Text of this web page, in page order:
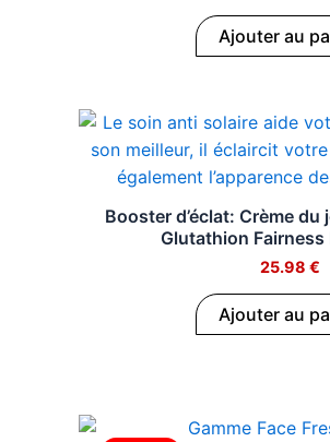
Ajouter au
Booster d’éclat: Crème
Glutathion Fairness
25.98 €
Ajouter au
Le